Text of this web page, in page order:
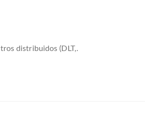
distribuidos (DLT,.